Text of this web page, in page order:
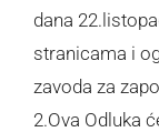
dana
stranicama i
zavoda za
2.Ova Odluka